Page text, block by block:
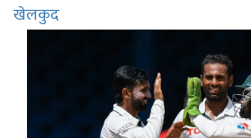
खेलकुद